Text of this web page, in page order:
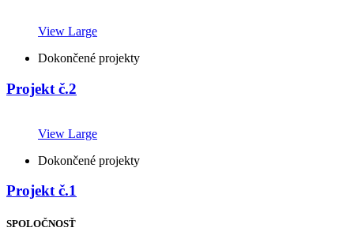
View Large
Dokončené projekty
Projekt č.2
View Large
Dokončené projekty
Projekt č.1
SPOLOČNOSŤ